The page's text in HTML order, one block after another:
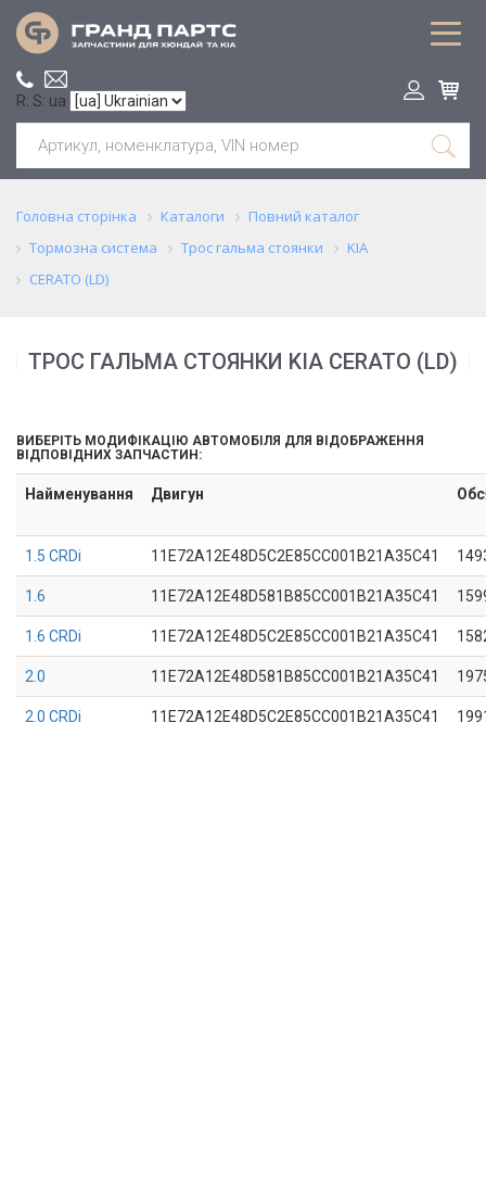
R: S: ua
Головна сторінка Каталоги
Повний каталог
Тормозна система
Трос гальма стоянки
KIA
CERATO (LD)
ТРОС ГАЛЬМА СТОЯНКИ KIA CERATO (LD)
ВИБЕРІТЬ МОДИФІКАЦІЮ АВТОМОБІЛЯ ДЛЯ ВІДОБРАЖЕННЯ
ВІДПОВІДНИХ ЗАПЧАСТИН:
Найменування Двигун
1.5 CRDi 11E72A12E48D5C2E85CC001B21A35C41
1.6 11E72A12E48D581B85CC001B21A35C41
1.6 CRDi 11E72A12E48D5C2E85CC001B21A35C41
2.0 11E72A12E48D581B85CC001B21A35C41
2.0 CRDi 11E72A12E48D5C2E85CC001B21A35C41